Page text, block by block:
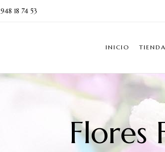
948 18 74 53
INICIO TIENDA
Flores